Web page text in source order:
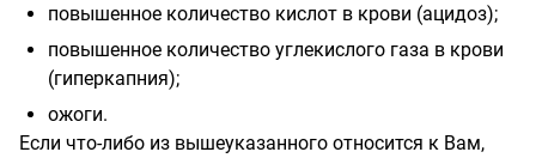
повышенное количество кислот в крови (ацидоз);
повышенное количество углекислого газа в крови
(гиперкапния);
ожоги.
Если что-либо из вышеуказанного относится к Вам,